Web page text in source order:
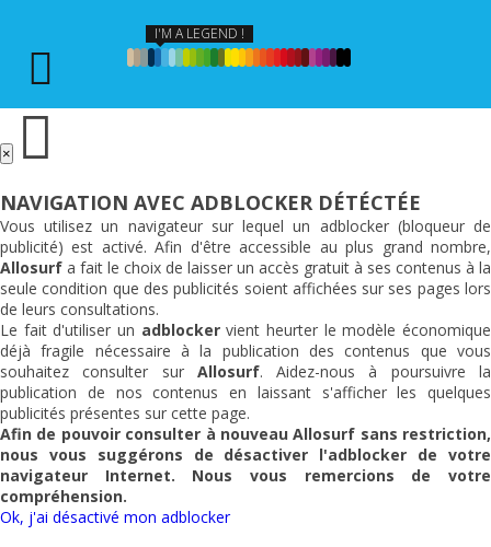
I'M A LEGEND !
×
NAVIGATION AVEC ADBLOCKER DÉTÉCTÉE
Vous utilisez un navigateur sur lequel un adblocker (bloqueur de
publicité) est activé. Afin d'être accessible au plus grand nombre,
Allosurf a fait le choix de laisser un accès gratuit à ses contenus à la
seule condition que des publicités soient affichées sur ses pages lors
de leurs consultations.
Le fait d'utiliser un adblockervient heurter le modèle économique
déjà fragile nécessaire à la publication des contenus que vous
souhaitez consulter sur Allosurf. Aidez-nous à poursuivre la
publication de nos contenus en laissant s'afficher les quelques
publicités présentes sur cette page.
Afin de pouvoir consulter à nouveauAllosurf sans restriction,
nous vous suggérons de désactiver l'adblocker de votre
navigateur Internet. Nous vous remercions de votre
compréhension.
Ok, j'ai désactivé mon adblocker